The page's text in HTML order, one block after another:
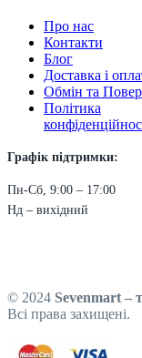
Про нас
Контакти
Блог
Доставка і
Обмін та
Політика
Графік підтримки:
Пн-Сб, 9:00 – 17:00
Нд – вихідний
© 2024 Sevenmart –
Всі права захищені.